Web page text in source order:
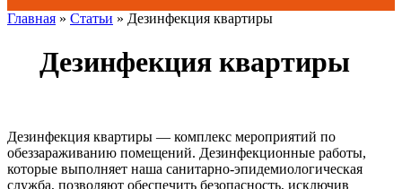
Главная » Статьи » Дезинфекция квартиры
Дезинфекция квартиры
Дезинфекция квартиры — комплекс мероприятий по
обеззараживанию помещений. Дезинфекционные работы,
которые выполняет наша санитарно-эпидемиологическая
служба, позволяют обеспечить безопасность, исключив
3-
*Данная акция